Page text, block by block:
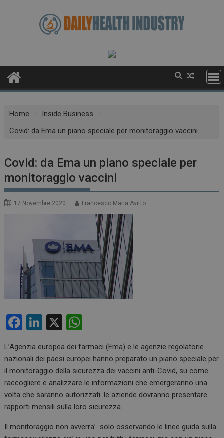
Home
Inside Business
Covid: da Ema un piano speciale per monitoraggio vaccini
Covid: da Ema un piano speciale per
monitoraggio vaccini
17 Novembre 2020 Francesco Maria Avitto
F
ce
b
o
o
Li
ke
dI
n
X
at
s
A
p
L’Agenzia europea dei farmaci (Ema) e le agenzie regolatorie
nazionali dei paesi europei hanno preparato un piano speciale per
il monitoraggio della sicurezza dei vaccini anti-Covid, su come
raccogliere e analizzare le informazioni che emergeranno una
volta che saranno autorizzati. le aziende dovranno presentare
rapporti mensili sulla loro sicurezza.
Il monitoraggio non avverra’ solo osservando le linee guida sulla